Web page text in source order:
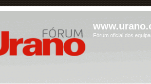
Fórum oficial dos